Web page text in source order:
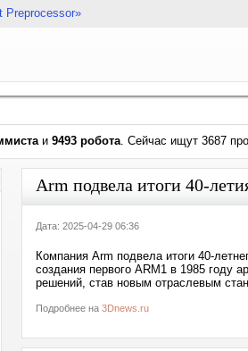
Preprocessor»
и 9493 робота. Сейчас ищут 3687
Arm подвела итоги 40-
Дата: 2025-04-29 06:36
Компания Arm подвела итоги 40-
создания первого ARM1 в 1985 году
решений, став новым отраслевым
Подробнее на 3Dnews.ru